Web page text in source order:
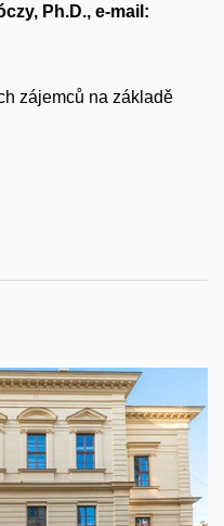
Ph.D., e-mail:
zájemců na základě